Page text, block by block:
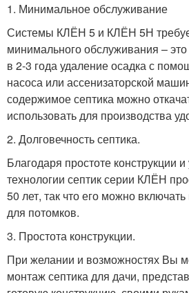
1. Минимальное обслуживание
Системы КЛЁН 5 и КЛЁН 5Н
минимального обслуживания –
в 2-3 года удаление осадка с
насоса или ассенизаторской
содержимое септика можно
использовать для производства
2. Долговечность септика.
Благодаря простоте конструкции
технологии септик серии КЛЁН
50 лет, так что его можно
для потомков.
3. Простота конструкции.
При желании и возможностях Вы
монтаж септика для дачи,